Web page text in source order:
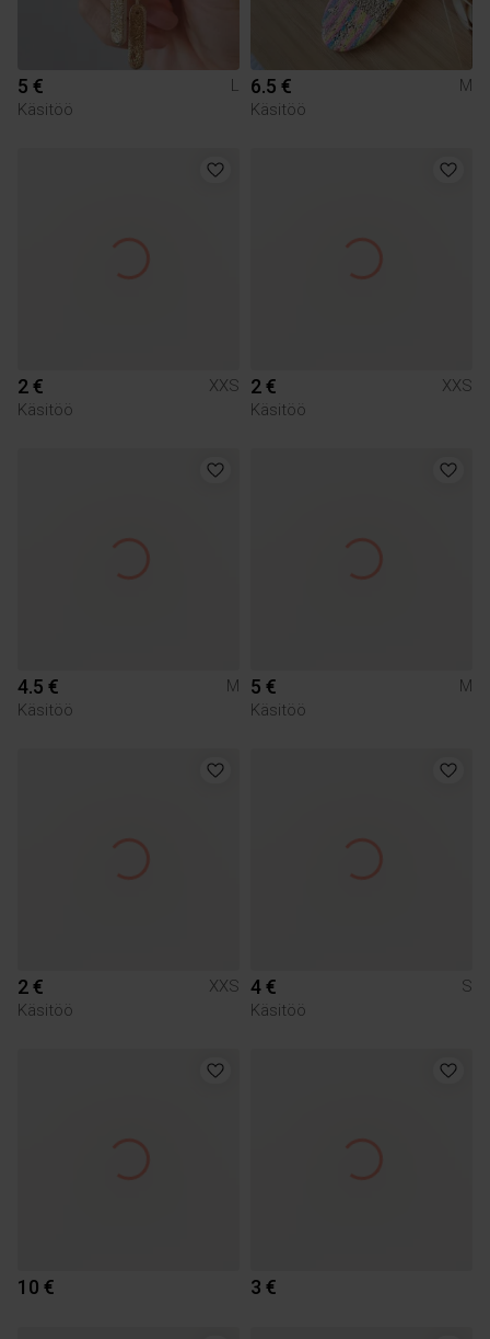
5 €
L
Käsitöö
6.5 €
M
Käsitöö
2 €
XXS
Käsitöö
2 €
XXS
Käsitöö
4.5 €
M
Käsitöö
5 €
M
Käsitöö
2 €
XXS
Käsitöö
4 €
S
Käsitöö
10 € 3 €